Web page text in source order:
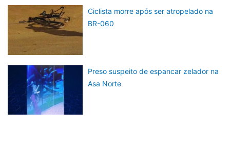
Ciclista morre após ser atropelado na
BR-060
Preso suspeito de espancar zelador na
Asa Norte